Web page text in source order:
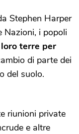
Stephen Harper
Nazioni, i popoli
terre per
di parte dei
del suolo.
riunioni private
e altre